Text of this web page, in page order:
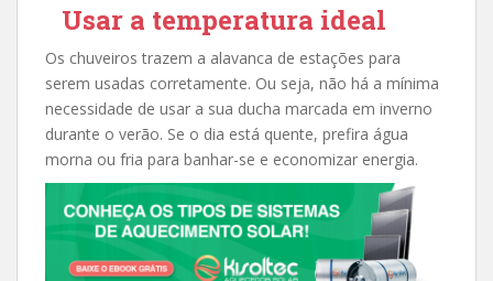
Usar a temperatura ideal
Os chuveiros trazem a alavanca de estações para
serem usadas corretamente. Ou seja, não há a mínima
necessidade de usar a sua ducha marcada em inverno
durante o verão. Se o dia está quente, prefira água
morna ou fria para banhar-se e economizar energia.